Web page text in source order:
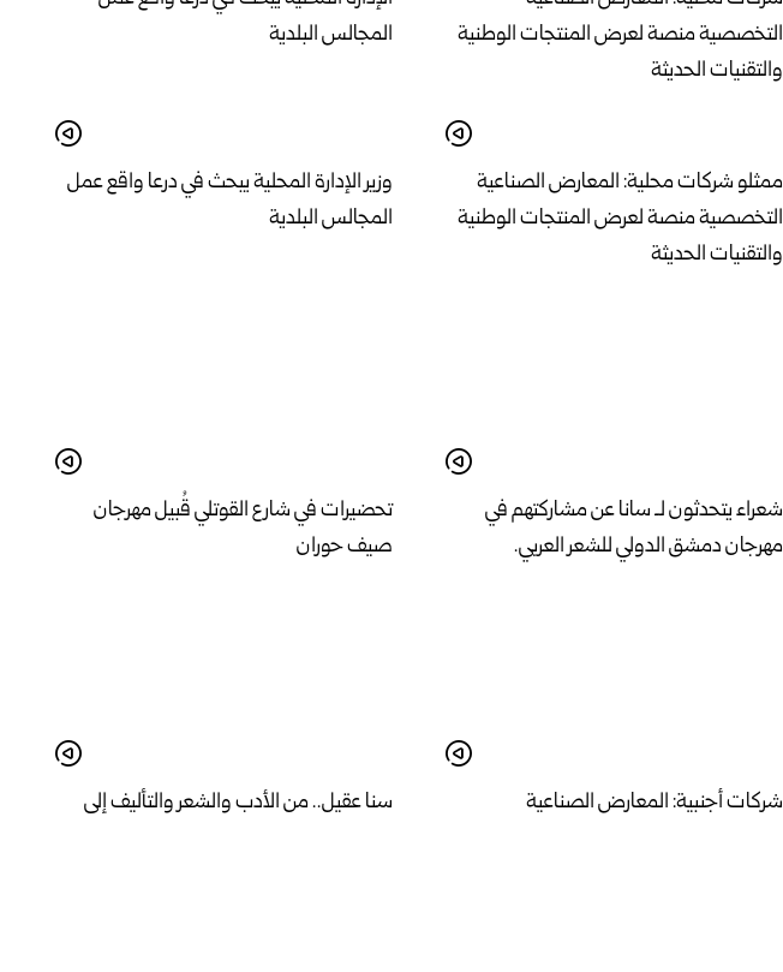
ممثلو شركات محلية: المعارض الصناعية
التخصصية منصة لعرض المنتجات الوطنية
والتقنيات الحديثة
وزير الإدارة المحلية يبحث في درعا واقع عمل
المجالس البلدية
شعراء يتحدثون لـ سانا عن مشاركتهم في
مهرجان دمشق الدولي للشعر العربي.
تحضيرات في شارع القوتلي قُبيل مهرجان
صيف حوران
شركات أجنبية: المعارض الصناعية
سنا عقيل.. من الأدب والشعر والتأليف إلى